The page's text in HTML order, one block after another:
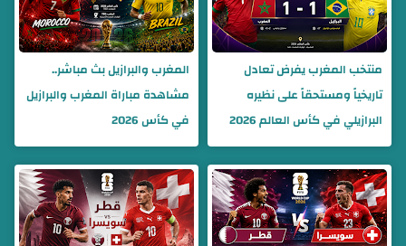
منتخب المغرب يفرض تعادل
تاريخياً ومستحقاً على نظيره
البرازيلي في كأس العالم 2026
المغرب والبرازيل بث مباشر..
مشاهدة مباراة المغرب والبرازيل
في كأس 2026